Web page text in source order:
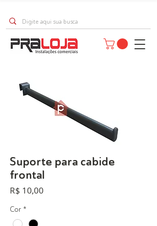
Suporte para cabide
frontal
R$ 10,00
Cor *